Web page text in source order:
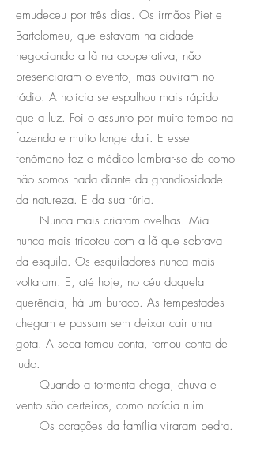
emudeceu por três dias. Os irmãos Piet e
Bartolomeu, que estavam na cidade
negociando a lã na cooperativa, não
presenciaram o evento, mas ouviram no
rádio. A notícia se espalhou mais rápido
que a luz. Foi o assunto por muito tempo na
fazenda e muito longe dali. E esse
fenômeno fez o médico lembrar-se de como
não somos nada diante da grandiosidade
da natureza. E da sua fúria.
Nunca mais criaram ovelhas. Mia
nunca mais tricotou com a lã que sobrava
da esquila. Os esquiladores nunca mais
voltaram. E, até hoje, no céu daquela
querência, há um buraco. As tempestades
chegam e passam sem deixar cair uma
gota. A seca tomou conta, tomou conta de
tudo.
Quando a tormenta chega, chuva e
vento são certeiros, como notícia ruim.
Os corações da família viraram pedra.